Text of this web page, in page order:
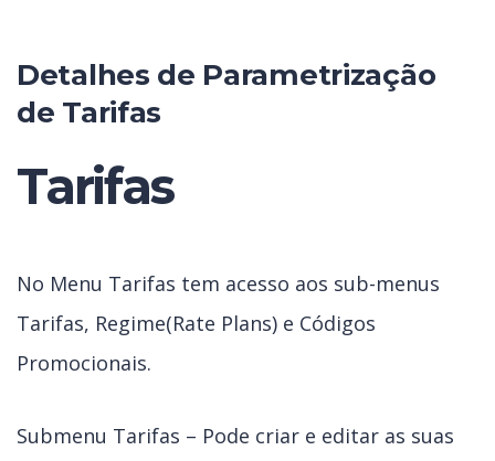
Detalhes de Parametrização
de Tarifas
Tarifas
No Menu Tarifas tem acesso aos sub-menus
Tarifas, Regime(Rate Plans) e Códigos
Promocionais.
Submenu Tarifas – Pode criar e editar as suas